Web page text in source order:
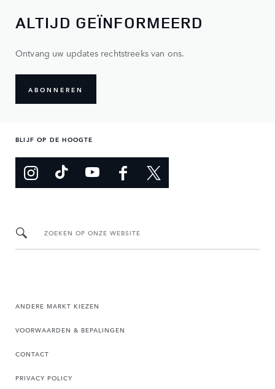
ALTIJD GEÏNFORMEERD
Ontvang uw updates rechtstreeks van ons.
ABONNEREN
BLIJF OP DE HOOGTE
ZOEKEN OP ONZE WEBSITE
ANDERE MARKT KIEZEN
VOORWAARDEN & BEPALINGEN
CONTACT
PRIVACY POLICY